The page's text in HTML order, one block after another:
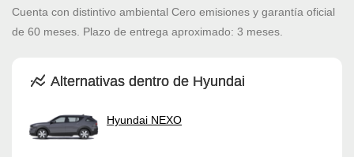
Cuenta con distintivo ambiental Cero emisiones y garantía oficial
de 60 meses. Plazo de entrega aproximado: 3 meses.
Alternativas dentro de Hyundai
Hyundai NEXO